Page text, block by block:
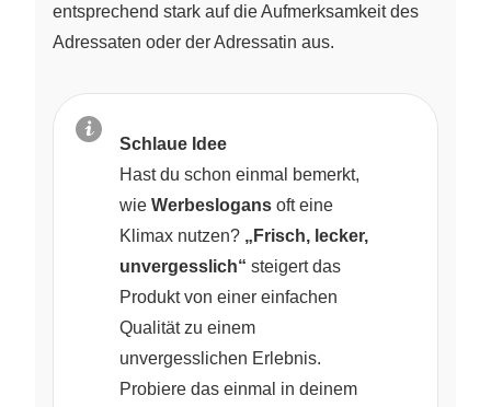
entsprechend stark auf die Aufmerksamkeit des
Adressaten oder der Adressatin aus.
Schlaue Idee
Hast du schon einmal bemerkt,
wie Werbeslogans oft eine
Klimax nutzen? „Frisch, lecker,
unvergesslich“ steigert das
Produkt von einer einfachen
Qualität zu einem
unvergesslichen Erlebnis.
Probiere das einmal in deinem